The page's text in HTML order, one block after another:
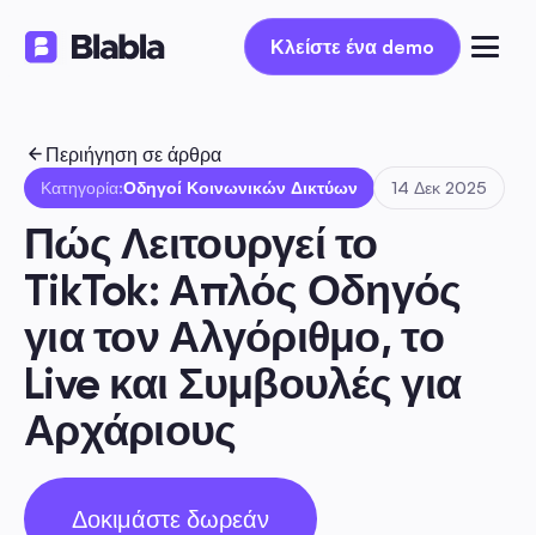
Κλείστε ένα demo
Κλείστε ένα demo
Περιήγηση σε άρθρα
Κατηγορία:Οδηγοί Κοινωνικών Δικτύων 14 Δεκ 2025
Πώς Λειτουργεί το
TikTok: Απλός Οδηγός
για τον Αλγόριθμο, το
Live και Συμβουλές για
Αρχάριους
Δοκιμάστε δωρεάν